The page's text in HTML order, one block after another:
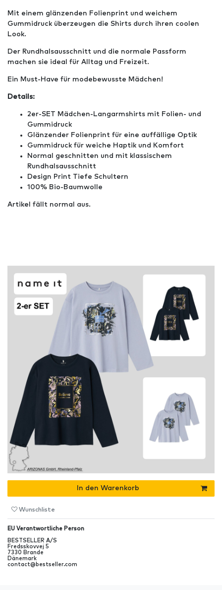
Mit einem glänzenden Folienprint und weichem
Gummidruck überzeugen die Shirts durch ihren coolen
Look.
Der Rundhalsausschnitt und die normale Passform
machen sie ideal für Alltag und Freizeit.
Ein Must-Have für modebewusste Mädchen!
Details:
2er-SET Mädchen-Langarmshirts mit Folien- und
Gummidruck
Glänzender Folienprint für eine auffällige Optik
Gummidruck für weiche Haptik und Komfort
Normal geschnitten und mit klassischem
Rundhalsausschnitt
Design Print Tiefe Schultern
100% Bio-Baumwolle
Artikel fällt normal aus.
In den Warenkorb
Wunschliste
EU Verantwortliche Person
BESTSELLER A/S
Fredsskovvej 5
7330 Brande
Dänemark
contact@bestseller.com